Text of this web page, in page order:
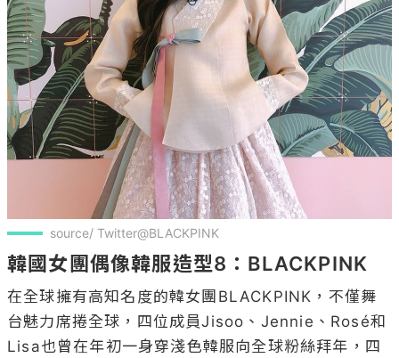
source/ Twitter@BLACKPINK
韓國女團偶像韓服造型8：BLACKPINK
在全球擁有高知名度的韓女團BLACKPINK，不僅舞
台魅力席捲全球，四位成員Jisoo、Jennie、Rosé和
Lisa也曾在年初一身穿淺色韓服向全球粉絲拜年，四